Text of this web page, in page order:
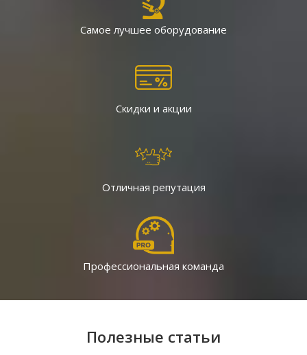
Самое лучшее оборудование
Скидки и акции
Отличная репутация
Профессиональная команда
Полезные статьи